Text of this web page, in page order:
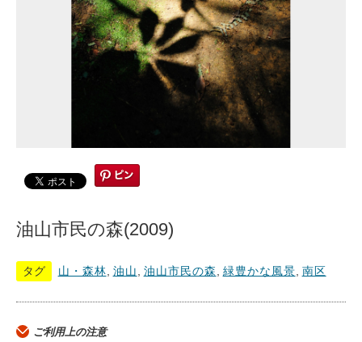
油山市民の森(2009)
タグ 山・森林 油山 油山市民の森 緑豊かな風景 南区
ご利用上の注意